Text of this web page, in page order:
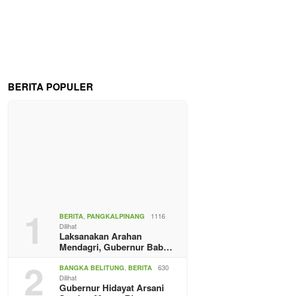
BERITA POPULER
1 BERITA ,PANGKALPINANG
1116
Dilihat
Laksanakan Arahan
Mendagri, Gubernur Bab…
2 BANGKA BELITUNG BERITA
630
Dilihat
Gubernur Hidayat Arsani